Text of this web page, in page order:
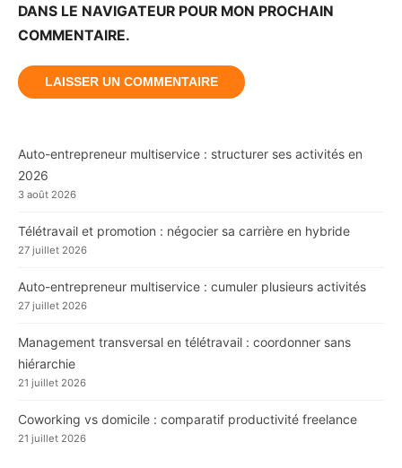
DANS LE NAVIGATEUR POUR MON PROCHAIN
COMMENTAIRE.
Auto-entrepreneur multiservice : structurer ses activités en
2026
3 août 2026
Télétravail et promotion : négocier sa carrière en hybride
27 juillet 2026
Auto-entrepreneur multiservice : cumuler plusieurs activités
27 juillet 2026
Management transversal en télétravail : coordonner sans
hiérarchie
21 juillet 2026
Coworking vs domicile : comparatif productivité freelance
21 juillet 2026